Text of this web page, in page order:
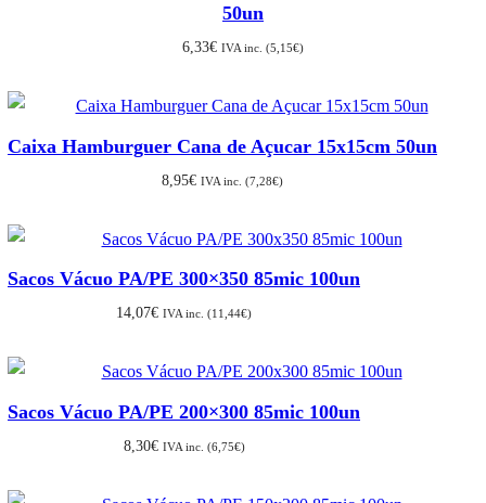
50un
6,33€ IVA inc. (5,15€)
Caixa Hamburguer Cana de Açucar 15x15cm 50un
8,95€ IVA inc. (7,28€)
Sacos Vácuo PA/PE 300×350 85mic 100un
14,07€ IVA inc. (11,44€)
Sacos Vácuo PA/PE 200×300 85mic 100un
8,30€ IVA inc. (6,75€)